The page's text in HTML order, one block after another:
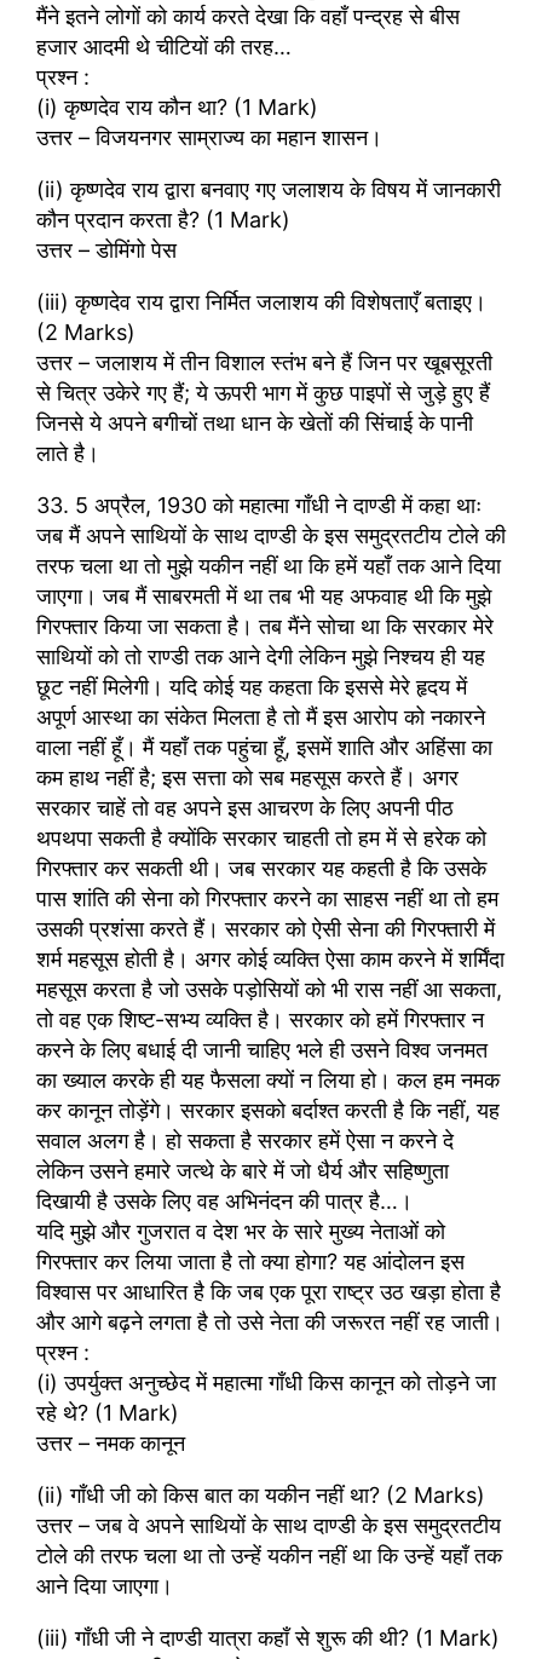
मैंने इतने लोगों को कार्य करते देखा कि वहाँ पन्द्रह से बीस
हजार आदमी थे चीटियों की तरह…
प्रश्न :
(i) कृष्णदेव राय कौन था? (1 Mark)
उत्तर – विजयनगर साम्राज्य का महान शासन।
(ii) कृष्णदेव राय द्वारा बनवाए गए जलाशय के विषय में जानकारी
कौन प्रदान करता है? (1 Mark)
उत्तर – डोमिंगो पेस
(iii) कृष्णदेव राय द्वारा निर्मित जलाशय की विशेषताएँ बताइए।
(2 Marks)
उत्तर – जलाशय में तीन विशाल स्तंभ बने हैं जिन पर खूबसूरती
से चित्र उकेरे गए हैं; ये ऊपरी भाग में कुछ पाइपों से जुड़े हुए हैं
जिनसे ये अपने बगीचों तथा धान के खेतों की सिंचाई के पानी
लाते है।
33. 5 अप्रैल, 1930 को महात्मा गाँधी ने दाण्डी में कहा थाः
जब मैं अपने साथियों के साथ दाण्डी के इस समुद्रतटीय टोले की
तरफ चला था तो मुझे यकीन नहीं था कि हमें यहाँ तक आने दिया
जाएगा। जब मैं साबरमती में था तब भी यह अफवाह थी कि मुझे
गिरफ्तार किया जा सकता है। तब मैंने सोचा था कि सरकार मेरे
साथियों को तो राण्डी तक आने देगी लेकिन मुझे निश्चय ही यह
छूट नहीं मिलेगी। यदि कोई यह कहता कि इससे मेरे हृदय में
अपूर्ण आस्था का संकेत मिलता है तो मैं इस आरोप को नकारने
वाला नहीं हूँ। मैं यहाँ तक पहुंचा हूँ, इसमें शाति और अहिंसा का
कम हाथ नहीं है; इस सत्ता को सब महसूस करते हैं। अगर
सरकार चाहें तो वह अपने इस आचरण के लिए अपनी पीठ
थपथपा सकती है क्योंकि सरकार चाहती तो हम में से हरेक को
गिरफ्तार कर सकती थी। जब सरकार यह कहती है कि उसके
पास शांति की सेना को गिरफ्तार करने का साहस नहीं था तो हम
उसकी प्रशंसा करते हैं। सरकार को ऐसी सेना की गिरफ्तारी में
शर्म महसूस होती है। अगर कोई व्यक्ति ऐसा काम करने में शर्मिंदा
महसूस करता है जो उसके पड़ोसियों को भी रास नहीं आ सकता,
तो वह एक शिष्ट-सभ्य व्यक्ति है। सरकार को हमें गिरफ्तार न
करने के लिए बधाई दी जानी चाहिए भले ही उसने विश्व जनमत
का ख्याल करके ही यह फैसला क्यों न लिया हो। कल हम नमक
कर कानून तोड़ेंगे। सरकार इसको बर्दाश्त करती है कि नहीं, यह
सवाल अलग है। हो सकता है सरकार हमें ऐसा न करने दे
लेकिन उसने हमारे जत्थे के बारे में जो धैर्य और सहिष्णुता
दिखायी है उसके लिए वह अभिनंदन की पात्र है…।
यदि मुझे और गुजरात व देश भर के सारे मुख्य नेताओं को
गिरफ्तार कर लिया जाता है तो क्या होगा? यह आंदोलन इस
विश्वास पर आधारित है कि जब एक पूरा राष्ट्र उठ खड़ा होता है
और आगे बढ़ने लगता है तो उसे नेता की जरूरत नहीं रह जाती।
प्रश्न :
(i) उपर्युक्त अनुच्छेद में महात्मा गाँधी किस कानून को तोड़ने जा
रहे थे? (1 Mark)
उत्तर – नमक कानून
(ii) गाँधी जी को किस बात का यकीन नहीं था? (2 Marks)
उत्तर – जब वे अपने साथियों के साथ दाण्डी के इस समुद्रतटीय
टोले की तरफ चला था तो उन्हें यकीन नहीं था कि उन्हें यहाँ तक
आने दिया जाएगा।
(iii) गाँधी जी ने दाण्डी यात्रा कहाँ से शुरू की थी? (1 Mark)